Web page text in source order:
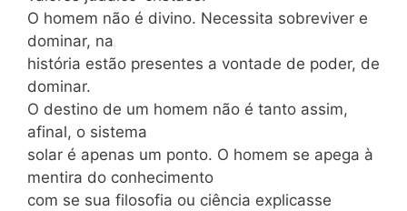
O homem não é divino. Necessita sobreviver e
dominar, na
história estão presentes a vontade de poder, de
dominar.
O destino de um homem não é tanto assim,
afinal, o sistema
solar é apenas um ponto. O homem se apega à
mentira do conhecimento
com se sua filosofia ou ciência explicasse